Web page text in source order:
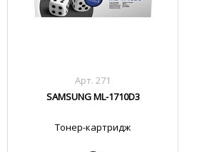
Арт. 271
SAMSUNG ML-1710D3
Тонер-картридж